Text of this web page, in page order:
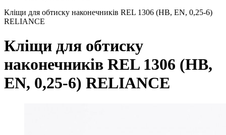
Кліщи для обтиску наконечників REL 1306 (HB, EN, 0,25-6)
RELIANCE
Кліщи для обтиску
наконечників REL 1306 (HB,
EN, 0,25-6) RELIANCE